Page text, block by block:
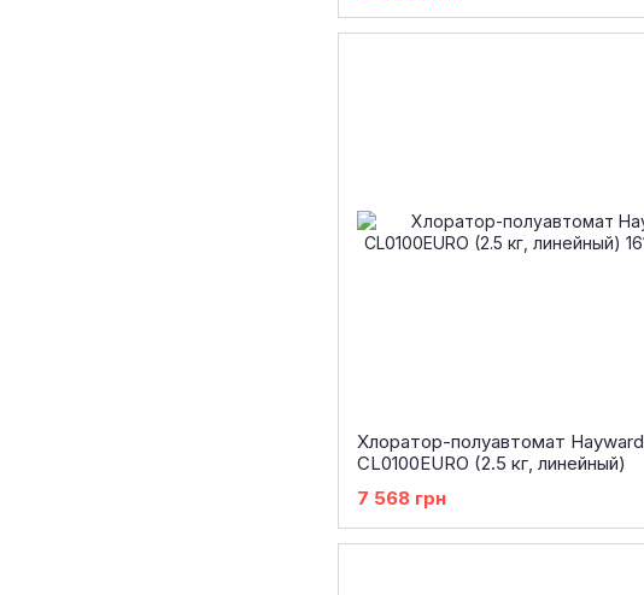
Хлоратор-полуавтомат Hayward
CL0100EURO (2.5 кг, линейный)
7 568 грн